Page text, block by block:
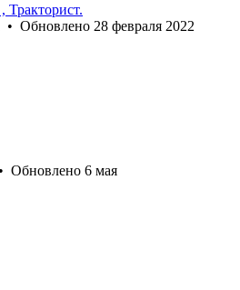
Тракторист.
• Обновлено 28 февраля 2022
• Обновлено 6 мая